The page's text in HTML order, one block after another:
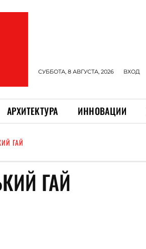
СУББОТА, 8 АВГУСТА, 2026 ВХОД
АРХИТЕКТУРА ИННОВАЦИИ
ГАЙ
ГАЙ